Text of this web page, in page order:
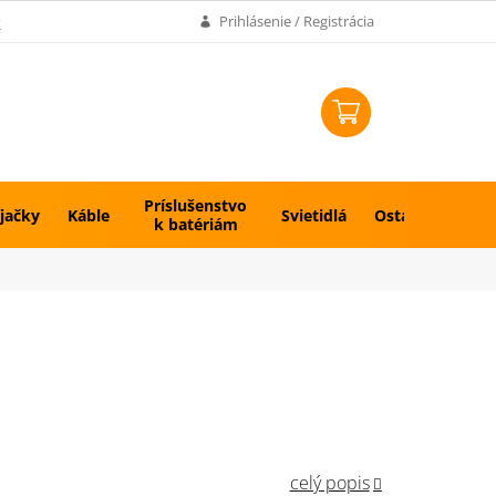
Prihlásenie / Registrácia
Káble
Príslušenstvo
k batériám
Svietidlá Ostatné
celý popis